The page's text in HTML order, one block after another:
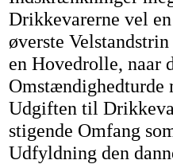
Drikkevarerne vel
øverste
en Hovedrolle, naar
Udgiften til
stigende Omfang
Udfyldning den